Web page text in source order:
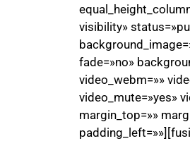
visibility»
fade=»no»
video_webm=»»
video_mute=»yes»
margin_top=»»